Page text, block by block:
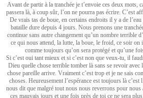
Avant de partir à la tranchée je t’envoie ces deux mots,
passera là, à coup sûr, l’on ne pourra pas écrire. C’est
De vrais tas de boue, en certains endroits il y a de
bataille dure depuis 4 jours. Nous prenons une
continue sans autre changement qu’un nombre terrible
ce qui nous attend, la lutte, la boue, le froid, ce soir
comme toujours qu’on sera protégé et qu’une
Si c’est oui tant mieux et si c’est non que veux-tu, il
Dieu quelle chose terrible tomber là sans se revoir avec
chose pareille arrive. Vraiment c’est trop et je ne sais
choses. Heureusement l’espérance est toujours là
nous dit que malgré tout nous nous reverrons pour nous
ces mauvais jours et une fois près de toi ce ne sera